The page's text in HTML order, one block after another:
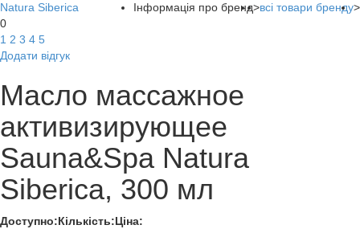
Інформація про бренд>всі товари бренду>
Natura Siberica
0
1 2 3 4 5
Додати відгук
Масло массажное
активизирующее
Sauna&Spa Natura
Siberica, 300 мл
Доступно:Кількість:Ціна: